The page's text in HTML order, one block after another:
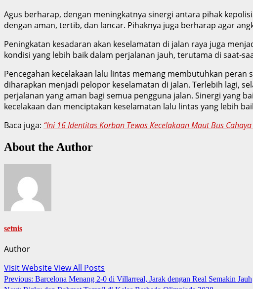
Agus berharap, dengan meningkatnya sinergi antara pihak
dengan aman, tertib, dan lancar. Pihaknya juga berharap agar
Peningkatan kesadaran akan keselamatan di jalan raya juga
kondisi yang lebih baik dalam perjalanan jauh, terutama di saat-
Pencegahan kecelakaan lalu lintas memang membutuhkan
diharapkan menjadi pelopor keselamatan di jalan. Terlebih lagi,
perjalanan yang aman bagi semua pengguna jalan. Sinergi yang
kecelakaan dan menciptakan keselamatan lalu lintas yang lebih
Baca juga: “Ini 16 Identitas Korban Tewas Kecelakaan Maut Bus
About the Author
setnis
Author
Visit WebsiteView All Posts
Post
Previous: Barcelona Menang 2-0 di Villarreal, Jarak dengan Real Semakin Jauh